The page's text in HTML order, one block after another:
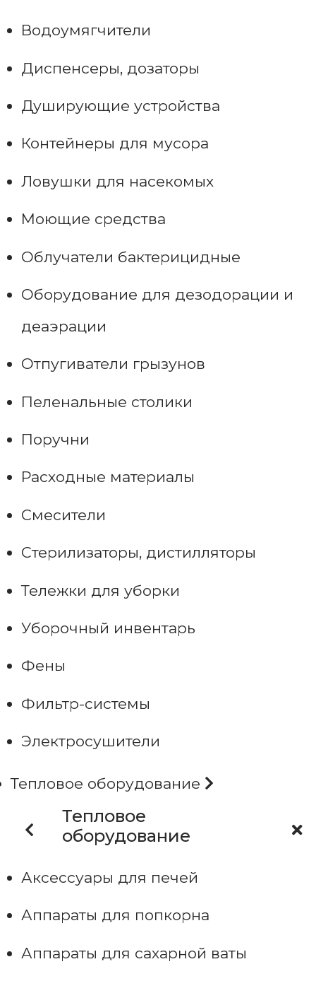
Водоумягчители
Диспенсеры, дозаторы
Душирующие устройства
Контейнеры для мусора
Ловушки для насекомых
Моющие средства
Облучатели бактерицидные
Оборудование для дезодорации и
деаэрации
Отпугиватели грызунов
Пеленальные столики
Поручни
Расходные материалы
Смесители
Стерилизаторы, дистилляторы
Тележки для уборки
Уборочный инвентарь
Фены
Фильтр-системы
Электросушители
Тепловое оборудование
Тепловое
оборудование
Аксессуары для печей
Аппараты для попкорна
Аппараты для сахарной ваты